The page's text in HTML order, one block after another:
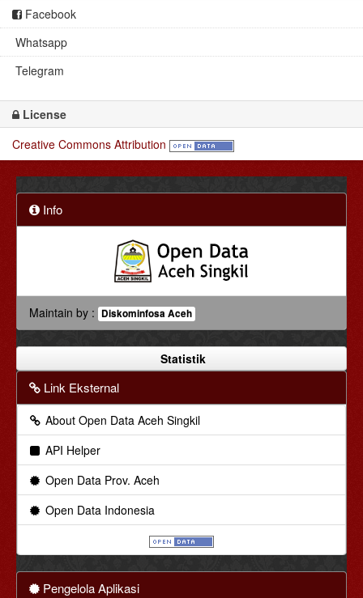
Facebook
Whatsapp
Telegram
License
Creative Commons Attribution
Info
Maintain by : Diskominfosa Aceh
Statistik
Link Eksternal
About Open Data Aceh Singkil
API Helper
Open Data Prov. Aceh
Open Data Indonesia
Pengelola Aplikasi